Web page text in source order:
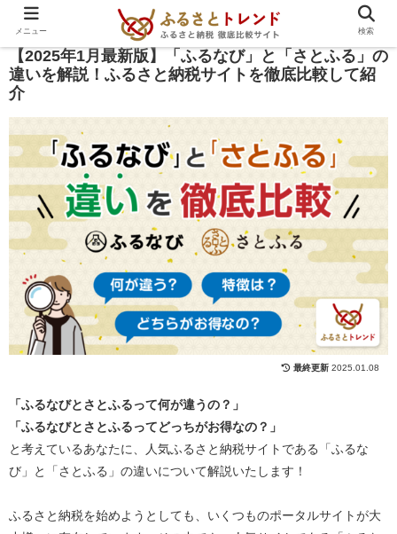
PR
【2025年1月最新版】「ふるなび」と「さとふる」の
違いを解説！ふるさと納税サイトを徹底比較して紹
介
2025.01.08
「ふるなびとさとふるって何が違うの？」
「ふるなびとさとふるってどっちがお得なの？」
と考えているあなたに、人気ふるさと納税サイトである「ふるな
び」と「さとふる」の違いについて解説いたします！
ふるさと納税を始めようとしても、いくつものポータルサイトが大
メニュー 検索